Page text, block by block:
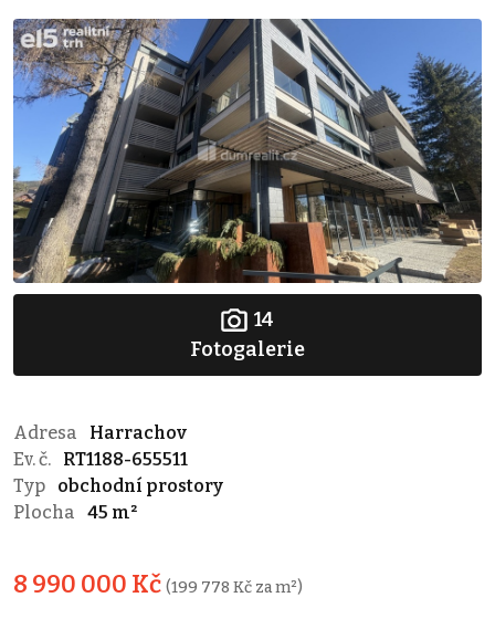
14
Fotogalerie
Adresa
Harrachov
Ev. č.
RT1188-655511
Typ
obchodní prostory
Plocha
45 m²
8 990 000 Kč (199 778 Kč za m²)